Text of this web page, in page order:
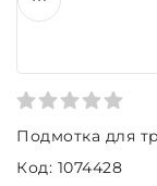
Подмотка для
Код: 1074428